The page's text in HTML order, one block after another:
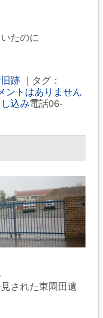
たのに
跡 ｜タグ：
ントはありません
込み電話06-
された東園田遺